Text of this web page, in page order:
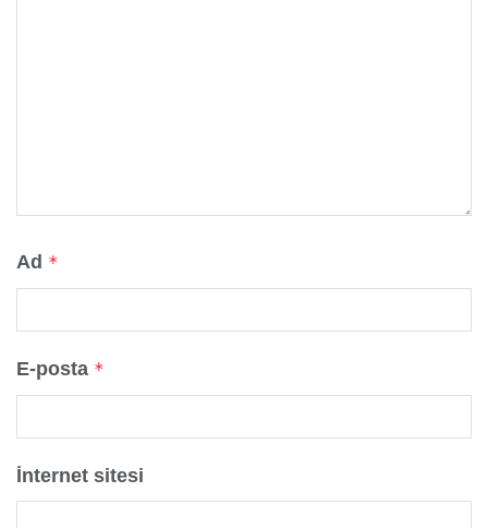
Ad *
E-posta *
İnternet sitesi